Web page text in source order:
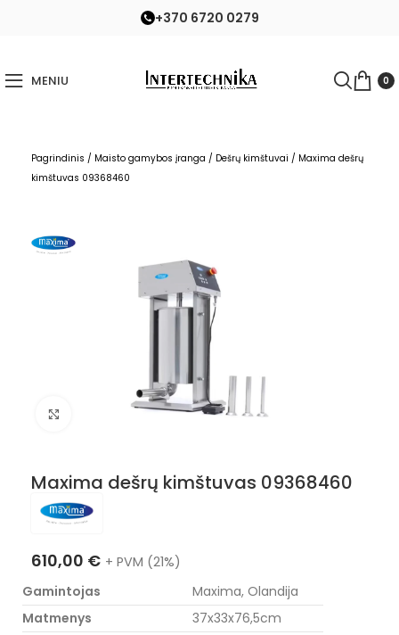
+370 6720 0279
MENIU 0
Pagrindinis / Maisto gamybos įranga / Dešrų kimštuvai / Maxima dešrų
kimštuvas 09368460
Nuotraukos padidinimas
Maxima dešrų kimštuvas 09368460
610,00 € + PVM (21%)
Gamintojas
Maxima, Olandija
Matmenys
37x33x76,5cm